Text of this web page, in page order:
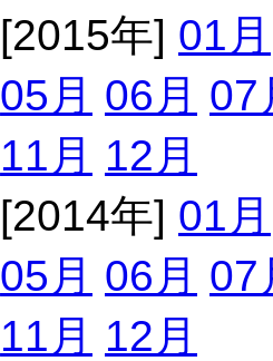
[2015年] 01月
05月 06月 07
11月 12月
[2014年] 01月
05月 06月 07
11月 12月